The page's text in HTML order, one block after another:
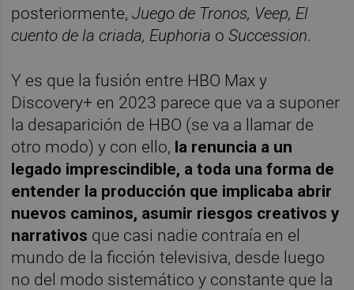
posteriormente, Juego de Tronos, Veep, El
cuento de la criada, Euphoria oSuccession.
Y es que la fusión entre HBO Max y
Discovery+ en 2023 parece que va a suponer
la desaparición de HBO (se va a llamar de
otro modo) y con ello, la renuncia a un
legado imprescindible, a toda una forma de
entender la producción que implicaba abrir
nuevos caminos, asumir riesgos creativos y
narrativos que casi nadie contraía en el
mundo de la ficción televisiva, desde luego
no del modo sistemático y constante que la